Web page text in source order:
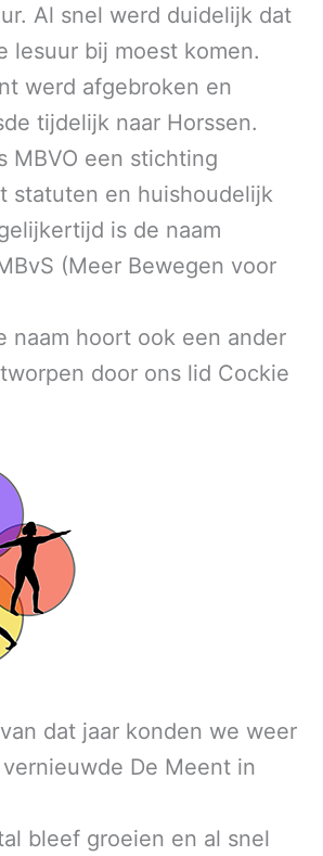
Al snel werd duidelijk dat
lesuur bij moest komen.
werd afgebroken en
tijdelijk naar Horssen.
MBVO een stichting
statuten en huishoudelijk
is de naam
(Meer Bewegen voor
naam hoort ook een ander
door ons lid Cockie
dat jaar konden we weer
De Meent in
bleef groeien en al snel